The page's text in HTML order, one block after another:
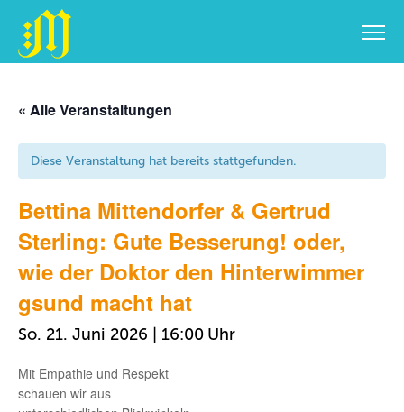
springen
« Alle Veranstaltungen
Diese Veranstaltung hat bereits stattgefunden.
Bettina Mittendorfer & Gertrud
Sterling: Gute Besserung! oder,
wie der Doktor den Hinterwimmer
gsund macht hat
So. 21. Juni 2026 | 16:00
Mit Empathie und Respekt
schauen wir aus